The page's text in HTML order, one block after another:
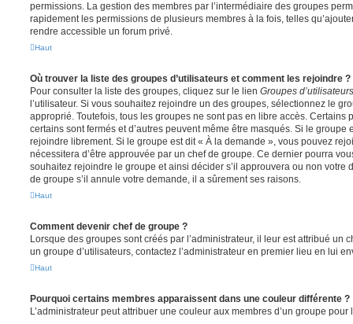
permissions. La gestion des membres par l’intermédiaire des groupes
rapidement les permissions de plusieurs membres à la fois, telles
rendre accessible un forum privé.
Haut
Où trouver la liste des groupes d’utilisateurs et comment les rejoindre ?
Pour consulter la liste des groupes, cliquez sur le lien Groupes d’utilisateurs
l’utilisateur. Si vous souhaitez rejoindre un des groupes, sélectionnez le
approprié. Toutefois, tous les groupes ne sont pas en libre accès. Certains
certains sont fermés et d’autres peuvent même être masqués. Si le groupe
rejoindre librement. Si le groupe est dit « À la demande », vous pouvez
nécessitera d’être approuvée par un chef de groupe. Ce dernier pourra
souhaitez rejoindre le groupe et ainsi décider s’il approuvera ou non votre
de groupe s’il annule votre demande, il a sûrement ses raisons.
Haut
Comment devenir chef de groupe ?
Lorsque des groupes sont créés par l’administrateur, il leur est attribué un
un groupe d’utilisateurs, contactez l’administrateur en premier lieu en lui
Haut
Pourquoi certains membres apparaissent dans une couleur différente ?
L’administrateur peut attribuer une couleur aux membres d’un groupe